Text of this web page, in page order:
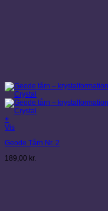
+
Vis
Geode Tårn Nr. 2
189,00 kr.